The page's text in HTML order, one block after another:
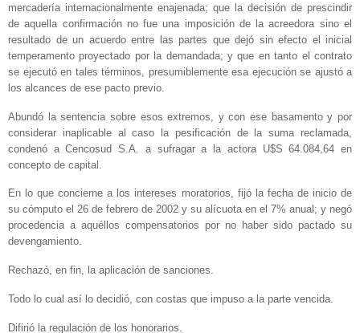
mercadería internacionalmente enajenada; que la decisión de prescindir
de aquella confirmación no fue una imposición de la acreedora sino el
resultado de un acuerdo entre las partes que dejó sin efecto el inicial
temperamento proyectado por la demandada; y que en tanto el contrato
se ejecutó en tales términos, presumiblemente esa ejecución se ajustó a
los alcances de ese pacto previo.
Abundó la sentencia sobre esos extremos, y con ese basamento y por
considerar inaplicable al caso la pesificación de la suma reclamada,
condenó a Cencosud S.A. a sufragar a la actora U$S 64.084,64 en
concepto de capital.
En lo que concierne a los intereses moratorios, fijó la fecha de inicio de
su cómputo el 26 de febrero de 2002 y su alícuota en el 7% anual; y negó
procedencia a aquéllos compensatorios por no haber sido pactado su
devengamiento.
Rechazó, en fin, la aplicación de sanciones.
Todo lo cual así lo decidió, con costas que impuso a la parte vencida.
Difirió la regulación de los honorarios.